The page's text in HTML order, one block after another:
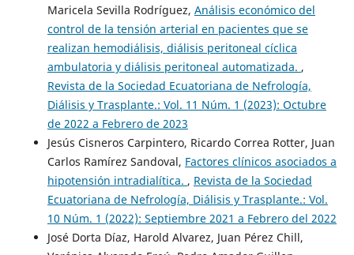
Maricela Sevilla Rodríguez, Análisis económico del
control de la tensión arterial en pacientes que se
realizan hemodiálisis, diálisis peritoneal cíclica
ambulatoria y diálisis peritoneal automatizada. ,
Revista de la Sociedad Ecuatoriana de Nefrología,
Diálisis y Trasplante.: Vol. 11 Núm. 1 (2023): Octubre
de 2022 a Febrero de 2023
Jesús Cisneros Carpintero, Ricardo Correa Rotter, Juan
Carlos Ramírez Sandoval, Factores clínicos asociados a
hipotensión intradialítica. , Revista de la Sociedad
Ecuatoriana de Nefrología, Diálisis y Trasplante.: Vol.
10 Núm. 1 (2022): Septiembre 2021 a Febrero del 2022
José Dorta Díaz, Harold Alvarez, Juan Pérez Chill,